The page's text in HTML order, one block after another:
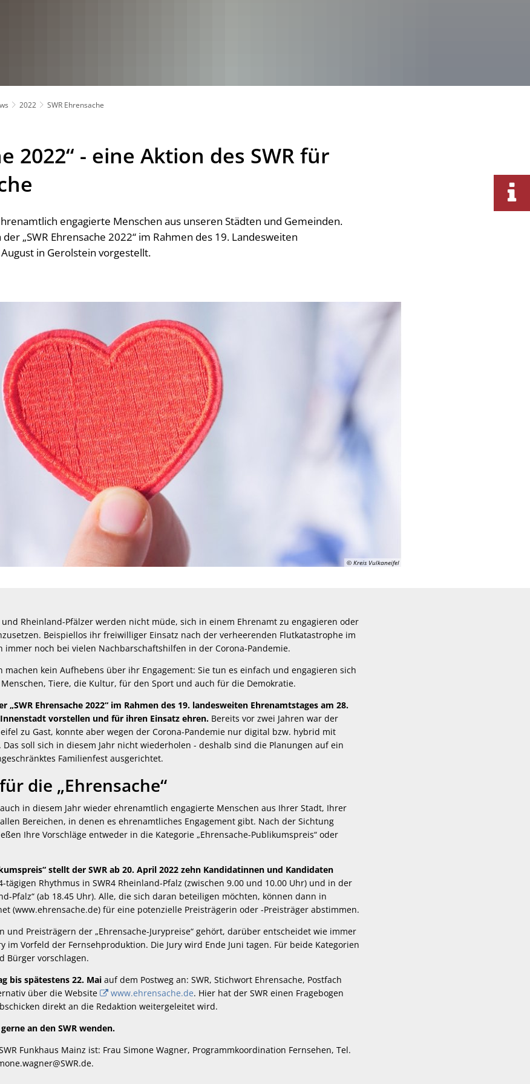
2022 SWR Ehrensache
2022“ - eine Aktion des SWR für
engagierte Menschen aus unseren Städten und Gemeinden.
„SWR Ehrensache 2022“ im Rahmen des 19. Landesweiten
in Gerolstein vorgestellt.
© Kreis Vulkaneifel
Rheinland-Pfälzer werden nicht müde, sich in einem Ehrenamt zu engagieren oder
Beispiellos ihr freiwilliger Einsatz nach der verheerenden Flutkatastrophe im
immer noch bei vielen Nachbarschaftshilfen in der Corona-Pandemie.
machen kein Aufhebens über ihr Engagement: Sie tun es einfach und engagieren sich
Tiere, die Kultur, für den Sport und auch für die Demokratie.
„SWR Ehrensache 2022“ im Rahmen des 19. landesweiten Ehrenamtstages am 28.
vorstellen und für ihren Einsatz ehren. Bereits vor zwei Jahren war der
zu Gast, konnte aber wegen der Corona-Pandemie nur digital bzw. hybrid mit
soll sich in diesem Jahr nicht wiederholen - deshalb sind die Planungen auf ein
Familienfest ausgerichtet.
die „Ehrensache“
in diesem Jahr wieder ehrenamtlich engagierte Menschen aus Ihrer Stadt, Ihrer
Bereichen, in denen es ehrenamtliches Engagement gibt. Nach der Sichtung
Ihre Vorschläge entweder in die Kategorie „Ehrensache-Publikumspreis“ oder
stellt der SWR ab 20. April 2022 zehn Kandidatinnen und Kandidaten
tägigen Rhythmus in SWR4 Rheinland-Pfalz (zwischen 9.00 und 10.00 Uhr) und in der
Pfalz“ (ab 18.45 Uhr). Alle, die sich daran beteiligen möchten, können dann in
(www.ehrensache.de) für eine potenzielle Preisträgerin oder -Preisträger abstimmen.
und Preisträgern der „Ehrensache-Jurypreise“ gehört, darüber entscheidet wie immer
im Vorfeld der Fernsehproduktion. Die Jury wird Ende Juni tagen. Für beide Kategorien
Bürger vorschlagen.
bis spätestens 22. Mai auf dem Postweg an: SWR, Stichwort Ehrensache, Postfach
über die Website
www.ehrensache.de. Hier hat der SWR einen Fragebogen
direkt an die Redaktion weitergeleitet wird.
an den SWR wenden.
Funkhaus Mainz ist: Frau Simone Wagner, Programmkoordination Fernsehen, Tel.